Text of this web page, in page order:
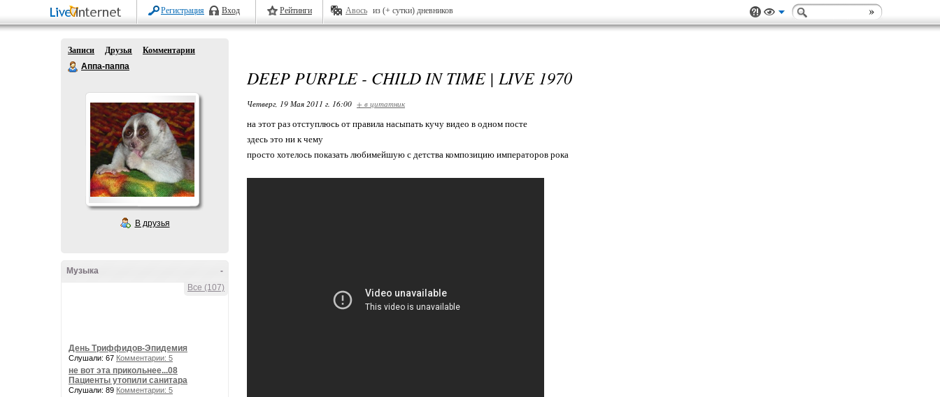
Регистрация Вход Рейтинги Авось из (+ сутки) дневников
Записи Друзья
Комментарии
Аппа-паппа
В друзья
-
Музыка
Все (107)
День Триффидов-Эпидемия
Слушали: 67 Комментарии: 5
не вот эта прикольнее...08
Пациенты утопили санитара
Слушали: 89 Комментарии: 5
DEEP PURPLE - CHILD IN TIME | LIVE 1970
Четверг, 19 Мая 2011 г. 16:00 + в цитатник
на этот раз отступлюсь от правила насыпать кучу видео в одном посте
здесь это ни к чему
просто хотелось показать любимейшую с детства композицию императоров рока